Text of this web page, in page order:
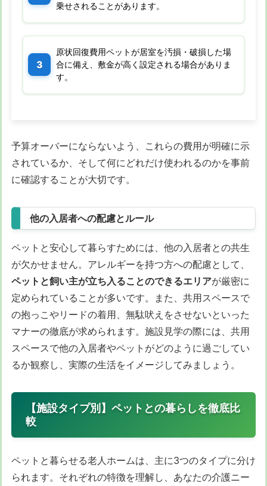
乗せされることがあります。
原状回復費用ペットが居室を汚損・破損した場
合に備え、敷金が高く設定される場合がありま
す。
予算オーバーにならないよう、これらの費用が明確に示
されているか、そして何にどれだけ使われるのかを事前
に確認することが大切です。
他の入居者への配慮とルール
ペットと安心して暮らすためには、他の入居者との共生
が欠かせません。アレルギーを持つ方への配慮として、
ペットと飼い主が立ち入ることのできるエリアが厳密に
定められていることが多いです。また、共用スペースで
の抱っこやリードの着用、無駄吠えをさせないといった
マナーの徹底が求められます。施設見学の際には、共用
スペースで他の入居者やペットがどのように過ごしてい
るか観察し、実際の生活をイメージしてみましょう。
【施設タイプ別】ペットとの暮らしを徹底比
較
ペットと暮らせる老人ホームは、主に3つのタイプに分け
られます。それぞれの特徴を理解し、あなたの介護ニー